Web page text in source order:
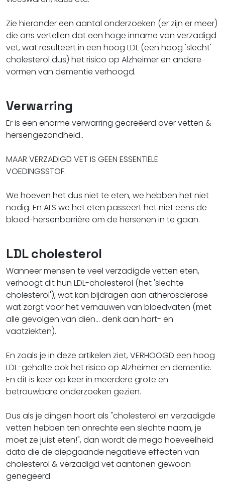
Zie hieronder een aantal onderzoeken (er zijn er meer)
die ons vertellen dat een hoge inname van verzadigd
vet, wat resulteert in een hoog LDL (een hoog 'slecht'
cholesterol dus) het risico op Alzheimer en andere
vormen van dementie verhoogd.
Verwarring
Er is een enorme verwarring gecreëerd over vetten &
hersengezondheid..
MAAR VERZADIGD VET IS GEEN ESSENTIËLE
VOEDINGSSTOF.
We hoeven het dus niet te eten, we hebben het niet
nodig. En ALS we het eten passeert het niet eens de
bloed-hersenbarrière om de hersenen in te gaan.
LDL cholesterol
Wanneer mensen te veel verzadigde vetten eten,
verhoogt dit hun LDL-cholesterol (het 'slechte
cholesterol'), wat kan bijdragen aan atherosclerose
wat zorgt voor het vernauwen van bloedvaten (met
alle gevolgen van dien... denk aan hart- en
vaatziekten).
En zoals je in deze artikelen ziet, VERHOOGD een hoog
LDL-gehalte ook het risico op Alzheimer en dementie.
En dit is keer op keer in meerdere grote en
betrouwbare onderzoeken gezien.
Dus als je dingen hoort als "cholesterol en verzadigde
vetten hebben ten onrechte een slechte naam, je
moet ze juist eten!", dan wordt de mega hoeveelheid
data die de diepgaande negatieve effecten van
cholesterol & verzadigd vet aantonen gewoon
genegeerd.